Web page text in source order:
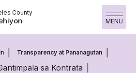
County
MENU
Transparency at Pananagutan
sa Kontrata